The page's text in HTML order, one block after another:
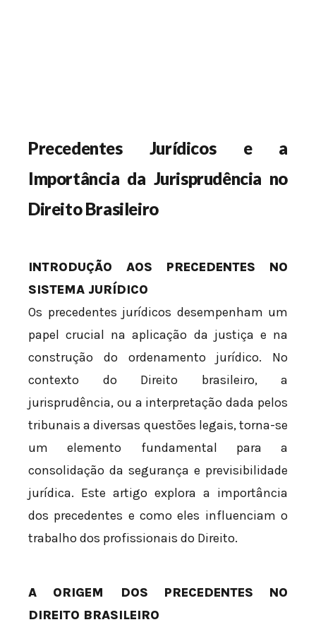
Precedentes Jurídicos e a
Importância da Jurisprudência no
Direito Brasileiro
INTRODUÇÃO AOS PRECEDENTES NO
SISTEMA JURÍDICO
Os precedentes jurídicos desempenham um
papel crucial na aplicação da justiça e na
construção do ordenamento jurídico. No
contexto do Direito brasileiro, a
jurisprudência, ou a interpretação dada pelos
tribunais a diversas questões legais, torna-se
um elemento fundamental para a
consolidação da segurança e previsibilidade
jurídica. Este artigo explora a importância
dos precedentes e como eles influenciam o
trabalho dos profissionais do Direito.
A ORIGEM DOS PRECEDENTES NO
DIREITO BRASILEIRO